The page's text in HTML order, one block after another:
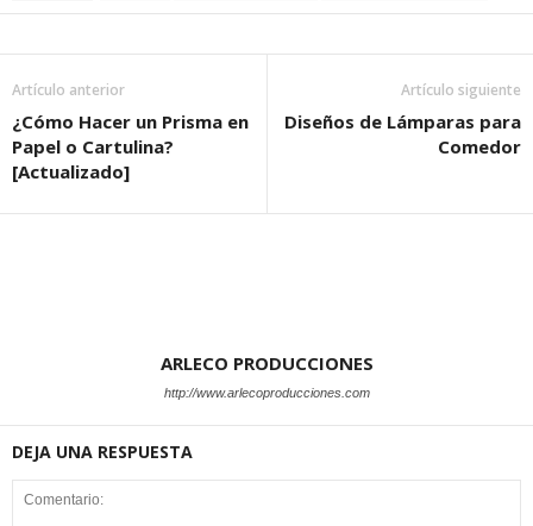
Artículo anterior
¿Cómo Hacer un Prisma en
Papel o Cartulina?
[Actualizado]
Artículo siguiente
Diseños de Lámparas para
Comedor
ARLECO PRODUCCIONES
http://www.arlecoproducciones.com
DEJA UNA RESPUESTA